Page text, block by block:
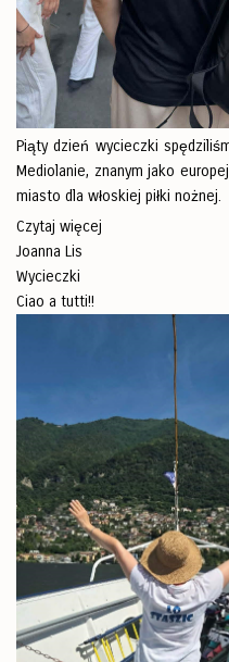
Piąty dzień wycieczki
Mediolanie, znanym jako
miasto dla włoskiej piłki nożnej.
Czytaj więcej
Joanna Lis
Wycieczki
Ciao a tutti!!